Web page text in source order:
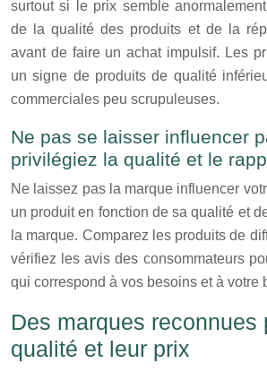
surtout si le prix semble
de la qualité des produits et de la
avant de faire un achat impulsif. Les
un signe de produits de qualité
commerciales peu scrupuleuses.
Ne pas se laisser influencer
privilégiez la qualité et le
Ne laissez pas la marque influencer
un produit en fonction de sa qualité et
la marque. Comparez les produits de
vérifiez les avis des consommateurs
qui correspond à vos besoins et à votre
Des marques reconnues
qualité et leur prix